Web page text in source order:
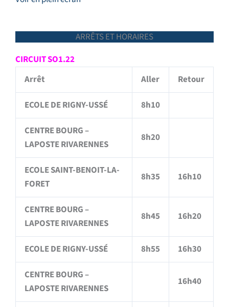
ARRÊTS ET HORAIRES
CIRCUIT SO1.22
Arrêt
Aller Retour
ECOLE DE RIGNY-USSÉ 8h10
CENTRE BOURG –
LAPOSTE RIVARENNES
8h20
ECOLE SAINT-BENOIT-LA-
FORET
8h35 16h10
CENTRE BOURG –
LAPOSTE RIVARENNES
8h45 16h20
ECOLE DE RIGNY-USSÉ 8h55 16h30
CENTRE BOURG –
LAPOSTE RIVARENNES
16h40